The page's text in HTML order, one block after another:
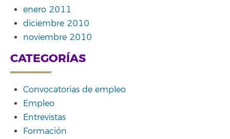
enero 2011
diciembre 2010
noviembre 2010
CATEGORÍAS
Convocatorias de empleo
Empleo
Entrevistas
Formación